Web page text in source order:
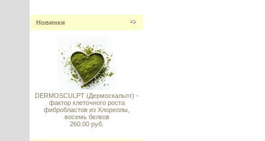
Syn-Ake (Син-эйк) АНАЛОГ
---------
Capixyl™ (Капиксил), Lucas
Meyer Cosmetics
Новинки
DERMOSCULPT (Дермоскальпт) -
фактор клеточного роста
фибробластов из Хлореллы,
восемь белков
260.00 руб.